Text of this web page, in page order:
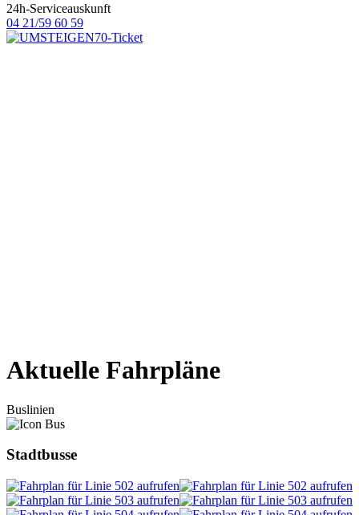
24h-Serviceauskunft
04 21/59 60 59
Aktuelle Fahrpläne
Buslinien
Stadtbusse